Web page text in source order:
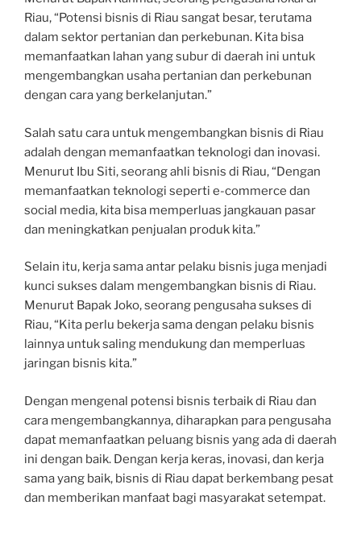
Riau, “Potensi bisnis di Riau sangat besar, terutama
dalam sektor pertanian dan perkebunan. Kita bisa
memanfaatkan lahan yang subur di daerah ini untuk
mengembangkan usaha pertanian dan perkebunan
dengan cara yang berkelanjutan.”
Salah satu cara untuk mengembangkan bisnis di Riau
adalah dengan memanfaatkan teknologi dan inovasi.
Menurut Ibu Siti, seorang ahli bisnis di Riau, “Dengan
memanfaatkan teknologi seperti e-commerce dan
social media, kita bisa memperluas jangkauan pasar
dan meningkatkan penjualan produk kita.”
Selain itu, kerja sama antar pelaku bisnis juga menjadi
kunci sukses dalam mengembangkan bisnis di Riau.
Menurut Bapak Joko, seorang pengusaha sukses di
Riau, “Kita perlu bekerja sama dengan pelaku bisnis
lainnya untuk saling mendukung dan memperluas
jaringan bisnis kita.”
Dengan mengenal potensi bisnis terbaik di Riau dan
cara mengembangkannya, diharapkan para pengusaha
dapat memanfaatkan peluang bisnis yang ada di daerah
ini dengan baik. Dengan kerja keras, inovasi, dan kerja
sama yang baik, bisnis di Riau dapat berkembang pesat
dan memberikan manfaat bagi masyarakat setempat.